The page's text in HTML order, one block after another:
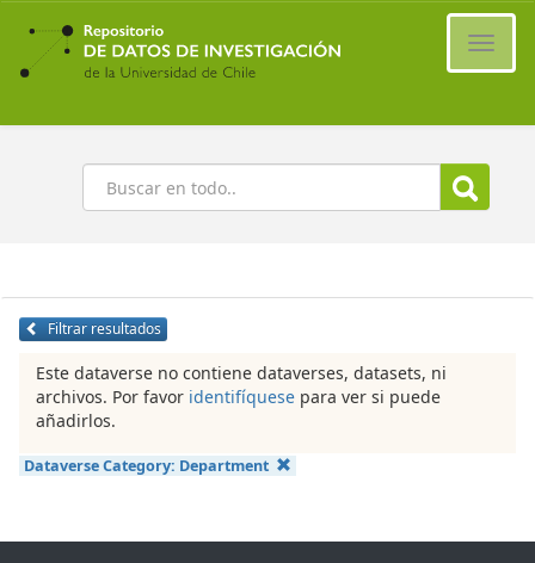
Ir
contenido
principal
Buscar
Filtrar resultados
Este dataverse no contiene dataverses, datasets, ni
archivos. Por favor identifíquese para ver si puede
añadirlos.
Dataverse Category: Department